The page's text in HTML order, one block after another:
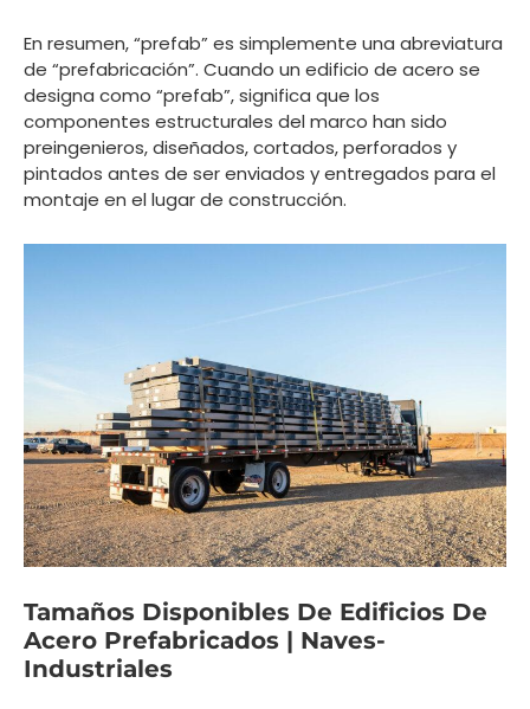
En resumen, “prefab” es simplemente una abreviatura
de “prefabricación”. Cuando un edificio de acero se
designa como “prefab”, significa que los
componentes estructurales del marco han sido
preingenieros, diseñados, cortados, perforados y
pintados antes de ser enviados y entregados para el
montaje en el lugar de construcción.
Tamaños Disponibles De Edificios De
Acero Prefabricados | Naves-
Industriales